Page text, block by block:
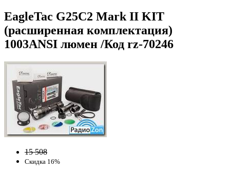
EagleTac G25C2 Mark II KIT
(расширенная комплектация)
1003ANSI люмен /Код rz-70246
15 508
Скидка 16%